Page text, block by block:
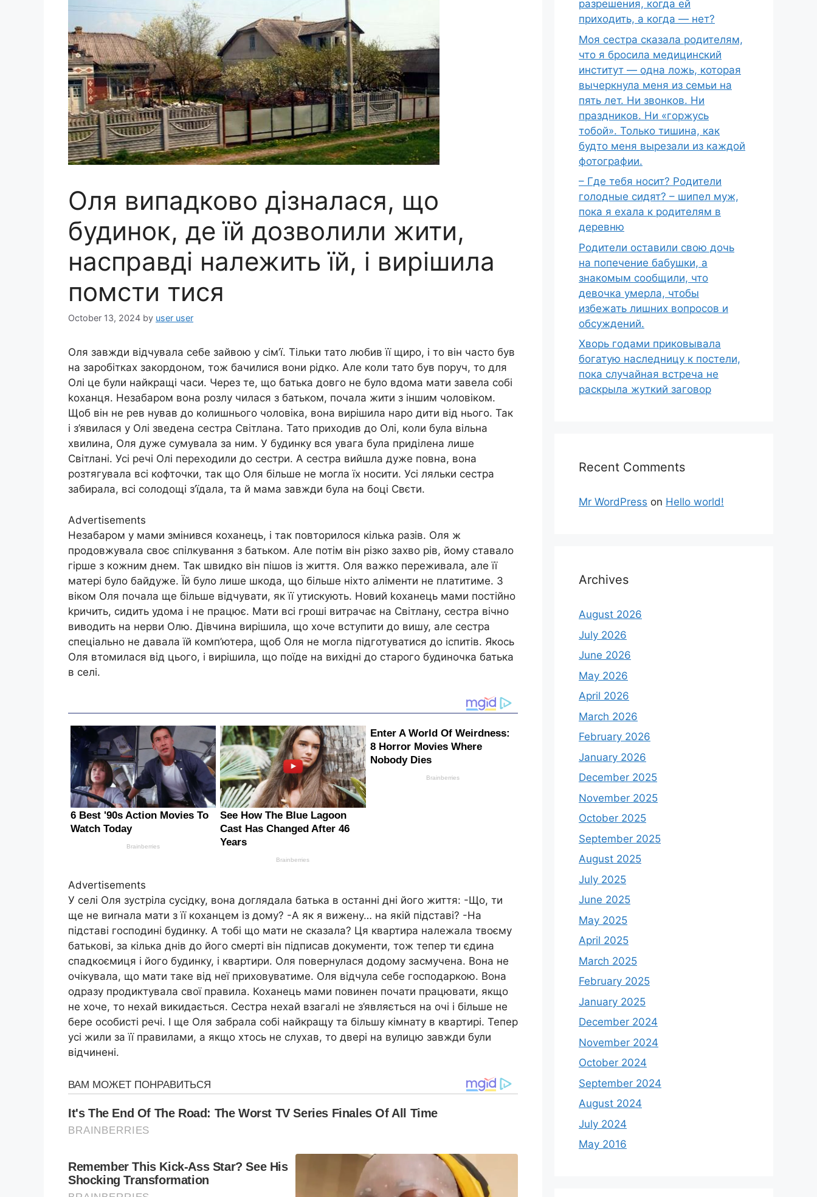
Оля випадково дізналася, що
будинок, де їй дозволили жити,
насправді належить їй, і вирішила
помсти тися
October 13, 2024 by user user
Оля завжди відчувала себе зайвою у сім’ї. Тільки тато любив її щиро, і то він часто був
на заробітках закордоном, тож бачилися вони рідко. Але коли тато був поруч, то для
Олі це були найкращі часи. Через те, що батька довго не було вдома мати завела собі
kоханця. Незабаром вона розлу чилася з батьком, почала жити з іншим чоловіком.
Щоб він не рев нував до колишнього чоловіка, вона вирішила наро дити від нього. Так
і з’явилася у Олі зведена сестра Світлана. Тато приходив до Олі, коли була вільна
хвилина, Оля дуже сумувала за ним. У будинку вся увага була приділена лише
Світлані. Усі речі Олі переходили до сестри. А сестра вийшла дуже повна, вона
розтягувала всі кофточки, так що Оля більше не могла їх носити. Усі ляльки сестра
забирала, всі солодощі з’їдала, та й мама завжди була на боці Свєти.
Advertisements
Незабаром у мами змінився коханець, і так повторилося кілька разів. Оля ж
продовжувала своє спілкування з батьком. Але потім він різко захво рів, йому ставало
гірше з кожним днем. Так швидко він пішов із життя. Оля важко переживала, але її
матері було байдуже. Їй було лише шкода, що більше ніхто аліменти не платитиме. З
віком Оля почала ще більше відчувати, як її утискують. Новий kоханець мами постійно
kричить, сидить удома і не працює. Мати всі гроші витрачає на Світлану, сестра вічно
виводить на нерви Олю. Дівчина вирішила, що хоче вступити до вишу, але сестра
спеціально не давала їй комп’ютера, щоб Оля не могла підготуватися до іспитів. Якось
Оля втомилася від цього, і вирішила, що поїде на вихідні до старого будиночка батька
в селі.
Advertisements
У селі Оля зустріла сусідку, вона доглядала батька в останні дні його життя: -Що, ти
ще не виrнала мати з її коханцем із дому? -А як я вижену… на якій підставі? -На
підставі господині будинку. А тобі що мати не сказала? Ця квартира належала твоєму
батькові, за кілька днів до його смерті він підписав документи, тож тепер ти єдина
спадкоємиця і його будинку, і квартири. Оля повернулася додому засмучена. Вона не
очікувала, що мати таке від неї приховуватиме. Оля відчула себе господаркою. Вона
одразу продиктувала свої правила. Коханець мами повинен почати працювати, якщо
не хоче, то нехай викидається. Сестра нехай взагалі не з’являється на очі і більше не
бере особисті речі. І ще Оля забрала собі найкращу та більшу кімнату в квартирі. Тепер
усі жили за її правилами, а якщо хтось не слухав, то двері на вулицю завжди були
відчинені.
разрешения, когда ей
приходить, а когда — нет?
Моя сестра сказала родителям,
что я бросила медицинский
институт — одна ложь, которая
вычеркнула меня из семьи на
пять лет. Ни звонков. Ни
праздников. Ни «горжусь
тобой». Только тишина, как
будто меня вырезали из каждой
фотографии.
– Где тебя носит? Родители
голодные сидят? – шипел муж,
пока я ехала к родителям в
деревню
Родители оставили свою дочь
на попечение бабушки, а
знакомым сообщили, что
девочка умерла, чтобы
избежать лишних вопросов и
обсуждений.
Хворь годами приковывала
богатую наследницу к постели,
пока случайная встреча не
раскрыла жуткий заговор
Recent Comments
Mr WordPress on Hello world!
Archives
August 2026
July 2026
June 2026
May 2026
April 2026
March 2026
February 2026
January 2026
December 2025
November 2025
October 2025
September 2025
August 2025
July 2025
June 2025
May 2025
April 2025
March 2025
February 2025
January 2025
December 2024
November 2024
October 2024
September 2024
August 2024
July 2024
May 2016